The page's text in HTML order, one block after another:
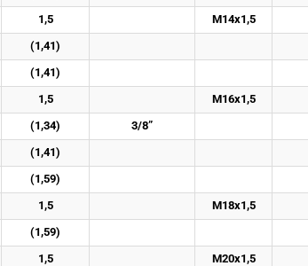
1,5
M14x1,5
(1,41)
(1,41)
1,5
M16x1,5
(1,34)
3/8”
(1,41)
(1,59)
1,5
M18x1,5
(1,59)
1,5
M20x1,5